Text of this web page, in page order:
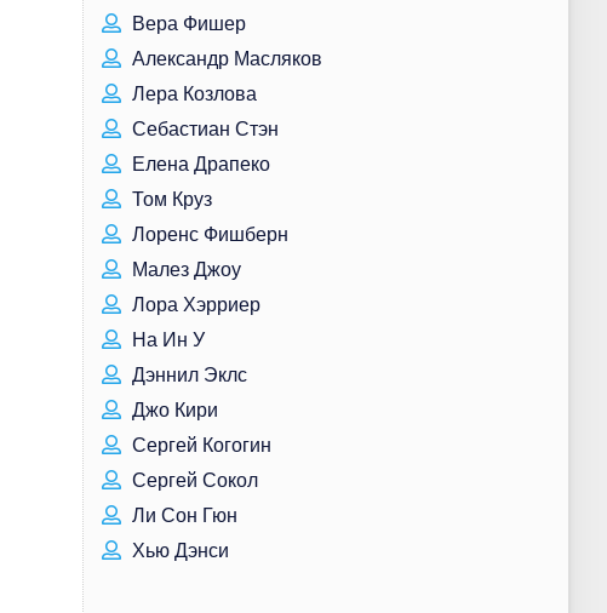
Вера Фишер
Александр Масляков
Лера Козлова
Себастиан Стэн
Елена Драпеко
Том Круз
Лоренс Фишберн
Малез Джоу
Лора Хэрриер
На Ин У
Дэннил Эклс
Джо Кири
Сергей Когогин
Сергей Сокол
Ли Сон Гюн
Хью Дэнси